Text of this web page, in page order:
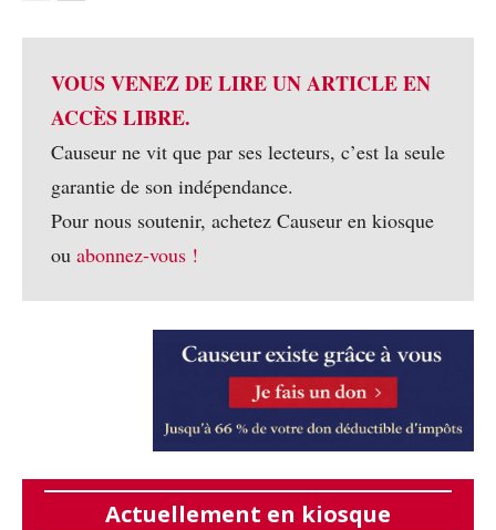
VOUS VENEZ DE LIRE UN ARTICLE EN
ACCÈS LIBRE.
Causeur ne vit que par ses lecteurs, c’est la seule
garantie de son indépendance.
Pour nous soutenir, achetez Causeur en kiosque
ou abonnez-vous !
Actuellement en kiosque